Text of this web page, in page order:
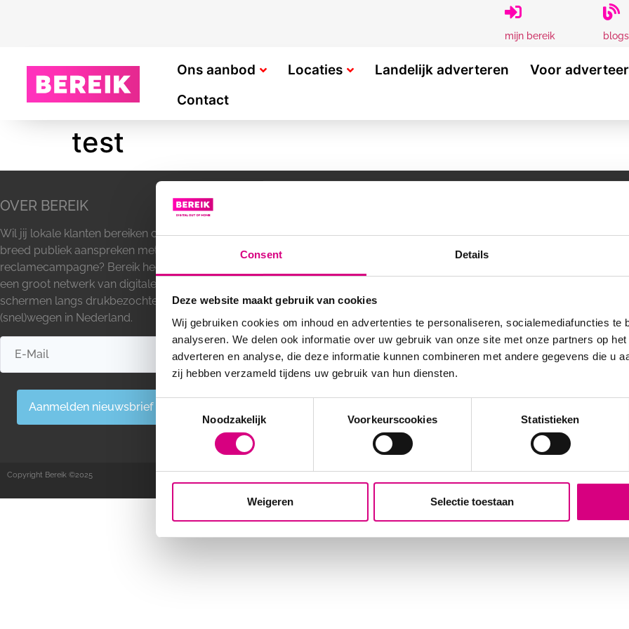
Consent Details
Deze website maakt gebruik van cookies
Wij gebruiken cookies om inhoud en advertenties te personaliseren, socialemediafuncties te
analyseren. We delen ook informatie over uw gebruik van onze site met onze partners op
adverteren en analyse, die deze informatie kunnen combineren met andere gegevens die u
zij hebben verzameld tijdens uw gebruik van hun diensten.
Selection
Noodzakelijk Voorkeurscookies Statistieken
Weigeren Selectie toestaan
mijn bereik blogs
Ons aanbod Locaties Landelijk adverteren Voor
Contact
test
OVER BEREIK
Wil jij lokale klanten bereiken of een
breed publiek aanspreken met een
reclamecampagne? Bereik heeft
een groot netwerk van digitale
schermen langs drukbezochte
(snel)wegen in Nederland.
Aanmelden nieuwsbrief
Buitenreclame
Abri
Reclamezuil
Mediamix
Out Of Home reclame
Out Of Home advertising
Snelwegreclame
Alphen aan den Rijn
Breda
Zwijndrecht
Bekijk alle locaties
Copyright Bereik ©2025